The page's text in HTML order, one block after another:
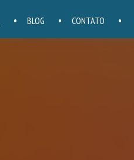
BLOG CONTATO